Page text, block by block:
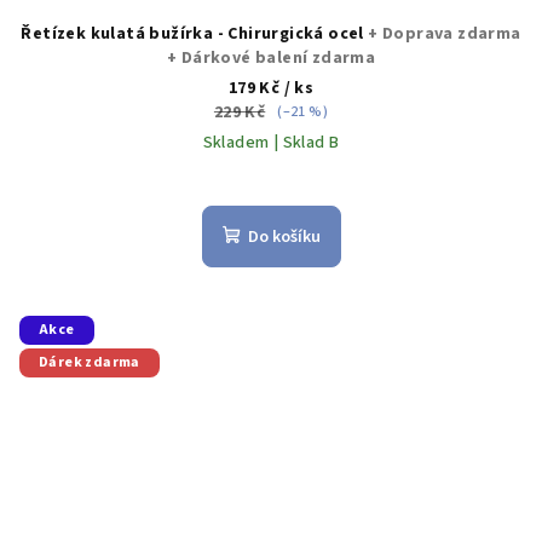
Řetízek kulatá bužírka - Chirurgická ocel + Doprava zdarma
+ Dárkové balení zdarma
179 Kč / ks
229 Kč (–21 %)
Skladem | Sklad B
Do košíku
Akce
Dárek zdarma